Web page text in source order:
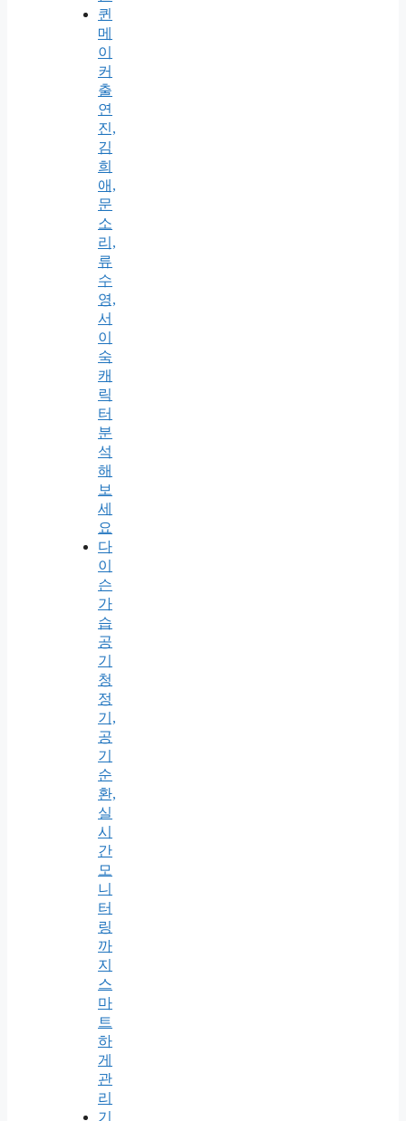
퀸
메
이
커
출
연
진,
김
희
애,
문
소
리,
류
수
영,
서
이
숙
캐
릭
터
분
석
해
보
세
요
다
이
슨
가
습
공
기
청
정
기,
공
기
순
환,
실
시
간
모
니
터
링
까
지
스
마
트
하
게
관
리
기